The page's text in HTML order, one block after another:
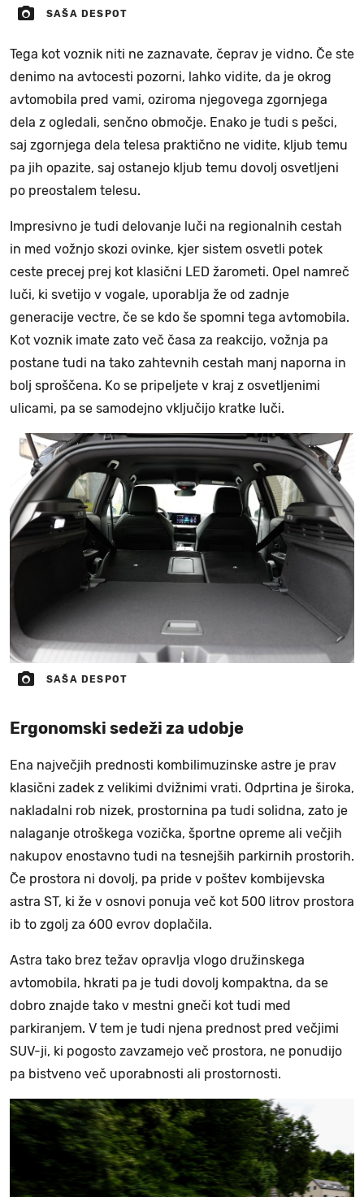
SAŠA DESPOT
Tega kot voznik niti ne zaznavate, čeprav je vidno. Če ste
denimo na avtocesti pozorni, lahko vidite, da je okrog
avtomobila pred vami, oziroma njegovega zgornjega
dela z ogledali, senčno območje. Enako je tudi s pešci,
saj zgornjega dela telesa praktično ne vidite, kljub temu
pa jih opazite, saj ostanejo kljub temu dovolj osvetljeni
po preostalem telesu.
Impresivno je tudi delovanje luči na regionalnih cestah
in med vožnjo skozi ovinke, kjer sistem osvetli potek
ceste precej prej kot klasični LED žarometi. Opel namreč
luči, ki svetijo v vogale, uporablja že od zadnje
generacije vectre, če se kdo še spomni tega avtomobila.
Kot voznik imate zato več časa za reakcijo, vožnja pa
postane tudi na tako zahtevnih cestah manj naporna in
bolj sproščena. Ko se pripeljete v kraj z osvetljenimi
ulicami, pa se samodejno vključijo kratke luči.
SAŠA DESPOT
Ergonomski sedeži za udobje
Ena največjih prednosti kombilimuzinske astre je prav
klasični zadek z velikimi dvižnimi vrati. Odprtina je široka,
nakladalni rob nizek, prostornina pa tudi solidna, zato je
nalaganje otroškega vozička, športne opreme ali večjih
nakupov enostavno tudi na tesnejših parkirnih prostorih.
Če prostora ni dovolj, pa pride v poštev kombijevska
astra ST, ki že v osnovi ponuja več kot 500 litrov prostora
ib to zgolj za 600 evrov doplačila.
Astra tako brez težav opravlja vlogo družinskega
avtomobila, hkrati pa je tudi dovolj kompaktna, da se
dobro znajde tako v mestni gneči kot tudi med
parkiranjem. V tem je tudi njena prednost pred večjimi
SUV-ji, ki pogosto zavzamejo več prostora, ne ponudijo
pa bistveno več uporabnosti ali prostornosti.